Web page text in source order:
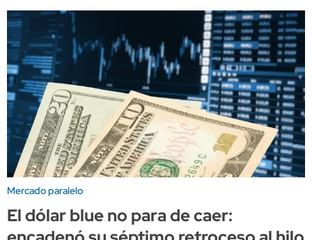
Mercado paralelo
El dólar blue no para de caer: